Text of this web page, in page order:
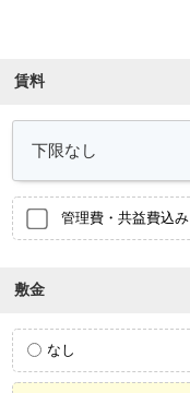
賃料
管理費・共益費込み
敷金
なし